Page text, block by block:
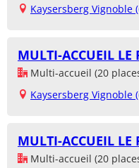
Kaysersberg Vignoble
MULTI-ACCUEIL LE
Multi-accueil (20
Kaysersberg Vignoble
MULTI-ACCUEIL LE
Multi-accueil (20